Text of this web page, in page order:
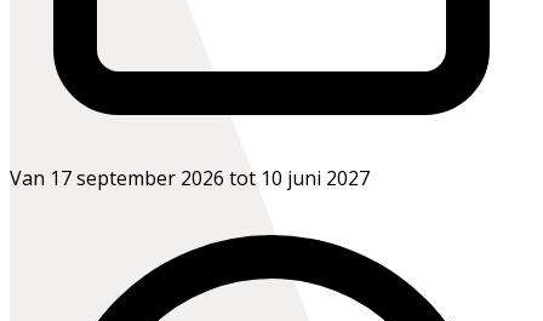
Van 17 september 2026 tot 10 juni 2027